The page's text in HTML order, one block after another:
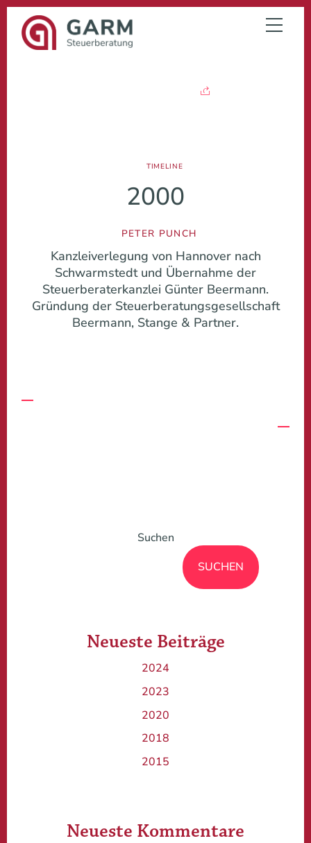
Skip
content
Menu
TIMELINE
2000
PETER PUNCH
Kanzleiverlegung von Hannover nach
Schwarmstedt und Übernahme der
Steuerberaterkanzlei Günter Beermann.
Gründung der Steuerberatungsgesellschaft
Beermann, Stange & Partner.
Suchen
SUCHEN
Neueste Beiträge
2024
2023
2020
2018
2015
Neueste Kommentare